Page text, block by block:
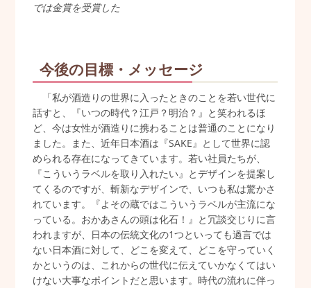
では金賞を受賞した
今後の目標・メッセージ
「私が酒造りの世界に入ったときのことを若い世代に
話すと、『いつの時代？江戸？明治？』と笑われるほ
ど、今は女性が酒造りに携わることは普通のことになり
ました。また、近年日本酒は『SAKE』として世界に認
められる存在になってきています。若い社員たちが、
『こういうラベルを取り入れたい』とデザインを提案し
てくるのですが、斬新なデザインで、いつも私は驚かさ
れています。『よその蔵ではこういうラベルが主流にな
っている。おかあさんの頭は化石！』と冗談交じりに言
われますが、日本の伝統文化の1つといっても過言では
ない日本酒に対して、どこを変えて、どこを守っていく
かというのは、これからの世代に伝えていかなくてはい
けない大事なポイントだと思います。時代の流れに伴っ